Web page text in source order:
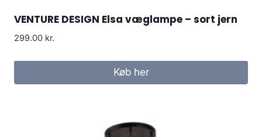
VENTURE DESIGN Elsa væglampe – sort jern
299.00 kr.
Køb her